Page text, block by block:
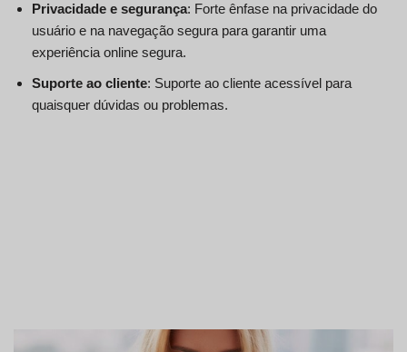
Privacidade e segurança: Forte ênfase na privacidade do
usuário e na navegação segura para garantir uma
experiência online segura.
Suporte ao cliente: Suporte ao cliente acessível para
quaisquer dúvidas ou problemas.